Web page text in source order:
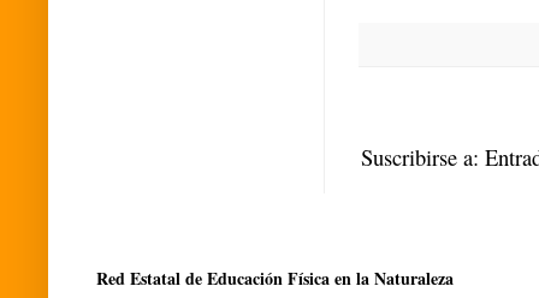
Suscribirse a:
Red Estatal de Educación Física en la Naturaleza